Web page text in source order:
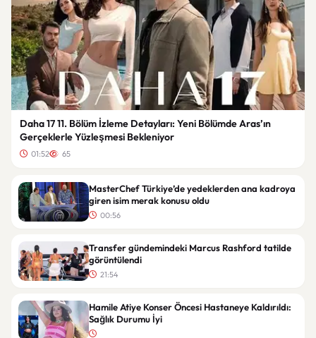
Daha 17 11. Bölüm İzleme Detayları: Yeni Bölümde Aras’ın
Gerçeklerle Yüzleşmesi Bekleniyor
01:52 65
MasterChef Türkiye’de yedeklerden ana kadroya
giren isim merak konusu oldu
00:56
Transfer gündemindeki Marcus Rashford tatilde
görüntülendi
21:54
Hamile Atiye Konser Öncesi Hastaneye Kaldırıldı:
Sağlık Durumu İyi